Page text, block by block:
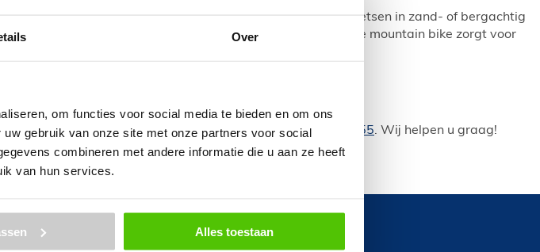
Over
om functies voor social media te bieden en om ons
gebruik van onze site met onze partners voor social
combineren met andere informatie die u aan ze heeft
van hun services.
Alles toestaan
tijdje al gauw uitgeput. Dit is natuurlijk heel logisch, want fietsen in zand- of bergachtig
om door te gaan. De elektrische motor die verwerkt zit in de mountain bike zorgt voor
Neem dan contact met ons op via0299-372155. Wij helpen u graag!